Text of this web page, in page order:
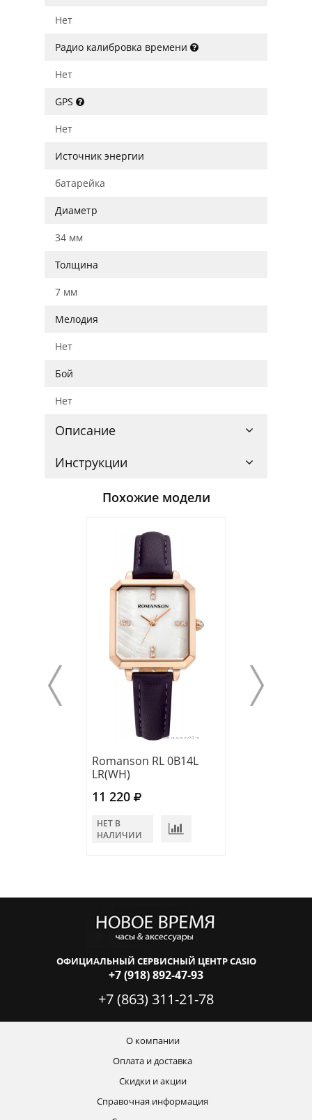
Нет
Радио калибровка времени
Нет
GPS
Нет
Источник энергии
батарейка
Диаметр
34 мм
Толщина
7 мм
Мелодия
Нет
Бой
Нет
Описание
Инструкции
Похожие модели
Romanson RL 0B14L
LR(WH)
11 220
НЕТ В
НАЛИЧИИ
ОФИЦИАЛЬНЫЙ СЕРВИСНЫЙ ЦЕНТР CASIO
+7 (918) 892-47-93
+7 (863) 311-21-78
О компании
Оплата и доставка
Скидки и акции
Справочная информация